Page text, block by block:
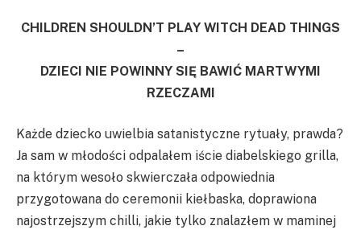
CHILDREN SHOULDN’T PLAY WITCH DEAD THINGS
–
DZIECI NIE POWINNY SIĘ BAWIĆ MARTWYMI
RZECZAMI
Każde dziecko uwielbia satanistyczne rytuały, prawda?
Ja sam w młodości odpalałem iście diabelskiego grilla,
na którym wesoło skwierczała odpowiednia
przygotowana do ceremonii kiełbaska, doprawiona
najostrzejszym chilli, jakie tylko znalazłem w maminej